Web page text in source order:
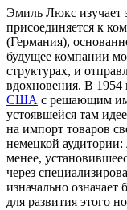
Эмиль Люкс изучает
присоединяется к
(Германия),
будущее компании
структурах, и
вдохновения. В 1954
США с решающим
устоявшейся там
на импорт товаров
немецкой
менее,
через
изначально
для развития этого